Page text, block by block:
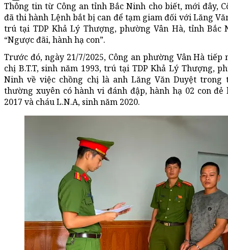
Thông tin từ Công an tỉnh Bắc Ninh cho biết, mới đây,
đã thi hành Lệnh bắt bị can để tạm giam đối với Lăng
trú tại TDP Khả Lý Thượng, phường Vân Hà, tỉnh
“Ngược đãi, hành hạ con”.
Trước đó, ngày 21/7/2025, Công an phường Vân Hà
chị B.T.T, sinh năm 1993, trú tại TDP Khả Lý Thượng,
Ninh về việc chồng chị là anh Lăng Văn Duyệt trong
thường xuyên có hành vi đánh đập, hành hạ 02 con đẻ
2017 và cháu L.N.A, sinh năm 2020.